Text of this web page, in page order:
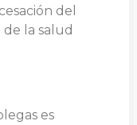
del
la salud
es